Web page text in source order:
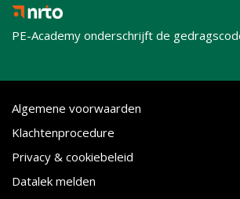
PE-Academy onderschrijft de
Algemene voorwaarden
Klachtenprocedure
Privacy & cookiebeleid
Datalek melden